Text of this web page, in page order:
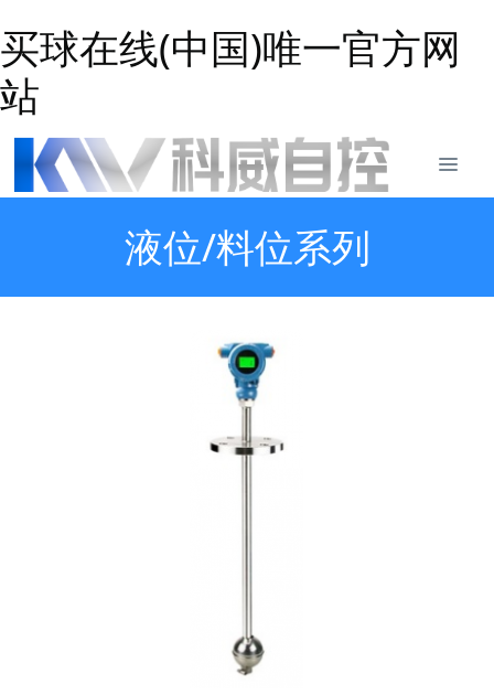
买球在线(中国)唯一官方网
站
液位/料位系列